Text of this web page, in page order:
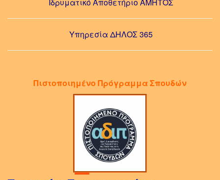
Υπηρεσία ΔΗΛΟΣ 365
Πιστοποιημένο Πρόγραμμα Σπουδών